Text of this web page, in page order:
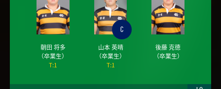
朝田 将多
（卒業生）
T:1
C
山本 英晴
（卒業生）
T:1
後藤 克徳
（卒業生）